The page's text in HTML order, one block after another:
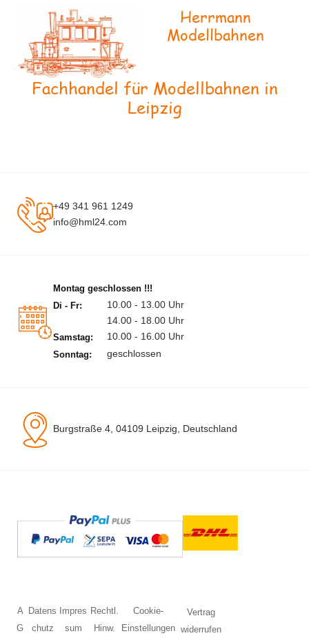
Herrmann
Modellbahnen
Fachhandel für Modellbahnen in
Leipzig
+49 341 961 1249
info@hml24.com
Montag geschlossen !!!
Di - Fr:
10.00 - 13.00 Uhr
14.00 - 18.00 Uhr
Samstag: 10.00 - 16.00 Uhr
Sonntag: geschlossen
Burgstraße 4, 04109 Leipzig, Deutschland
A
G
Datens
chutz
Impres
sum
Rechtl.
Hinw.
Cookie-
Einstellungen
Vertrag
widerrufen